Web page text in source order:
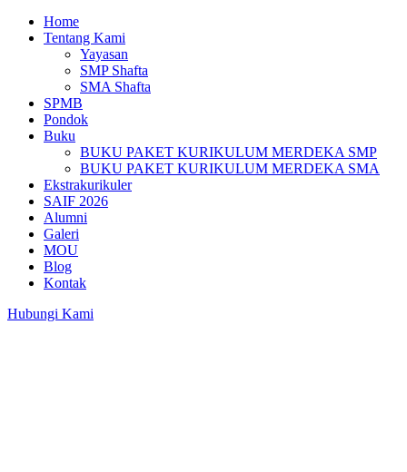
Home
Tentang Kami
Yayasan
SMP Shafta
SMA Shafta
SPMB
Pondok
Buku
BUKU PAKET KURIKULUM MERDEKA SMP
BUKU PAKET KURIKULUM MERDEKA SMA
Ekstrakurikuler
SAIF 2026
Alumni
Galeri
MOU
Blog
Kontak
Hubungi Kami